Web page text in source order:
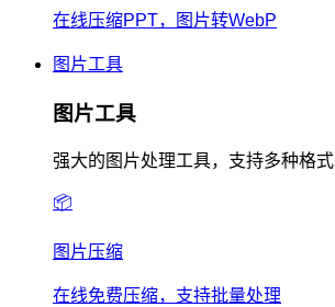
在线压缩PPT，图片转WebP
图片工具
图片工具
强大的图片处理工具，支持多种格式
📦
图片压缩
在线免费压缩，支持批量处理